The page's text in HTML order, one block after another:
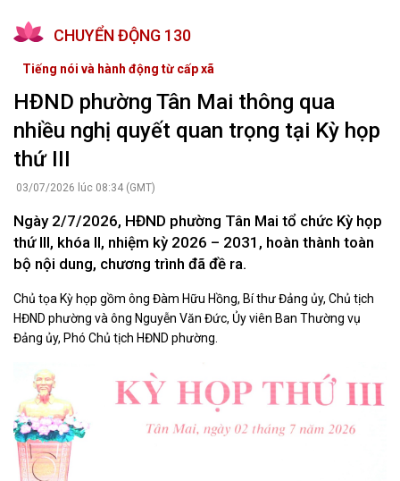
CHUYỂN ĐỘNG 130
Tiếng nói và hành động từ cấp xã
HĐND phường Tân Mai thông qua
nhiều nghị quyết quan trọng tại Kỳ họp
thứ III
03/07/2026 lúc 08:34 (GMT)
Ngày 2/7/2026, HĐND phường Tân Mai tổ chức Kỳ họp
thứ III, khóa II, nhiệm kỳ 2026 – 2031, hoàn thành toàn
bộ nội dung, chương trình đã đề ra.
Chủ tọa Kỳ họp gồm ông Đàm Hữu Hồng, Bí thư Đảng ủy, Chủ tịch
HĐND phường và ông Nguyễn Văn Đức, Ủy viên Ban Thường vụ
Đảng ủy, Phó Chủ tịch HĐND phường.